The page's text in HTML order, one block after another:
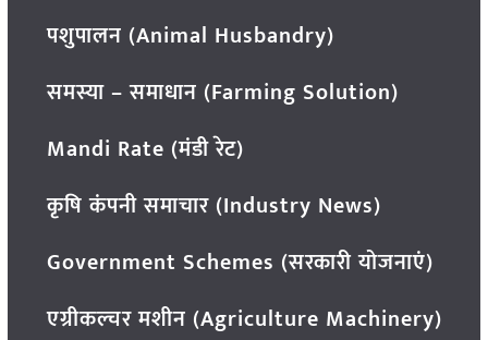
पशुपालन (Animal Husbandry)
समस्या – समाधान (Farming Solution)
Mandi Rate (मंडी रेट)
कृषि कंपनी समाचार (Industry News)
Government Schemes (सरकारी योजनाएं)
एग्रीकल्चर मशीन (Agriculture Machinery)